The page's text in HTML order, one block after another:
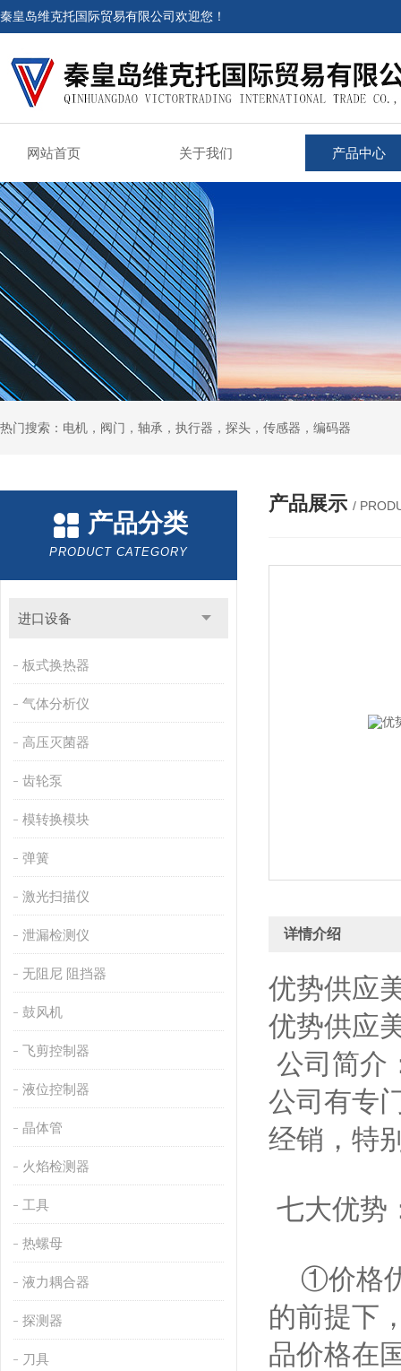
秦皇岛维克托国际贸易有限公司欢迎您！
网站首页 关于我们 产品中心
热门搜索：电机，阀门，轴承，执行器，探头，传感器，编码器
产品分类
PRODUCT CATEGORY
进口设备
板式换热器
气体分析仪
高压灭菌器
齿轮泵
模转换模块
弹簧
激光扫描仪
泄漏检测仪
无阻尼 阻挡器
鼓风机
飞剪控制器
液位控制器
晶体管
火焰检测器
工具
热螺母
液力耦合器
探测器
刀具
产品展示 /
详情介绍
优势供应
优势供应
公司简介
公司有专
经销，特
七大优势
①价格优
的前提下
品价格在